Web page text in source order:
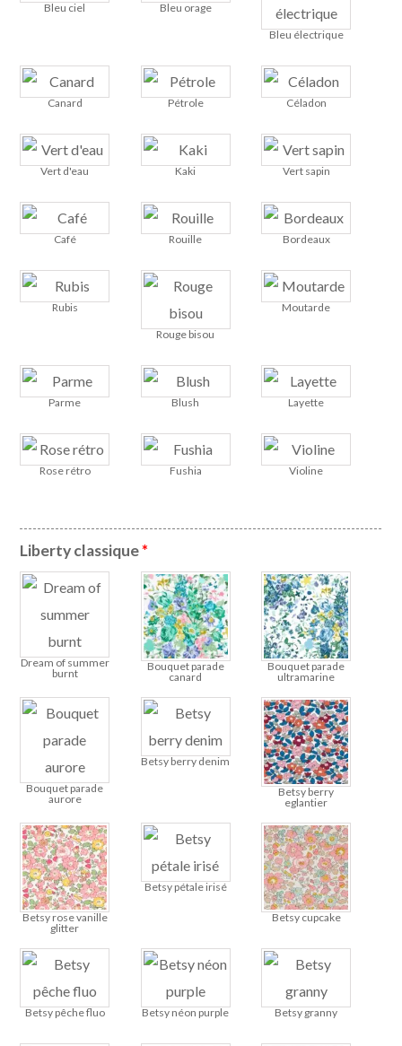
Bleu ciel
Bleu orage
Bleu électrique
Canard Pétrole Céladon
Vert d'eau Kaki Vert sapin
Café Rouille Bordeaux
Rubis
Rouge bisou
Moutarde
Parme Blush Layette
Rose rétro Fushia Violine
Liberty classique*
Dream of summer
burnt
Bouquet parade
canard
Bouquet parade
ultramarine
Bouquet parade
aurore
Betsy berry denim
Betsy berry
eglantier
Betsy rose vanille
glitter
Betsy pétale irisé
Betsy cupcake
Betsy pêche fluo Betsy néon purple Betsy granny